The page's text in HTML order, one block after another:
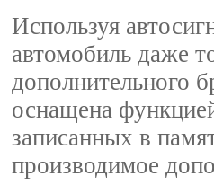
Используя
автомобиль даже
дополнительного
оснащена
записанных в
производимое